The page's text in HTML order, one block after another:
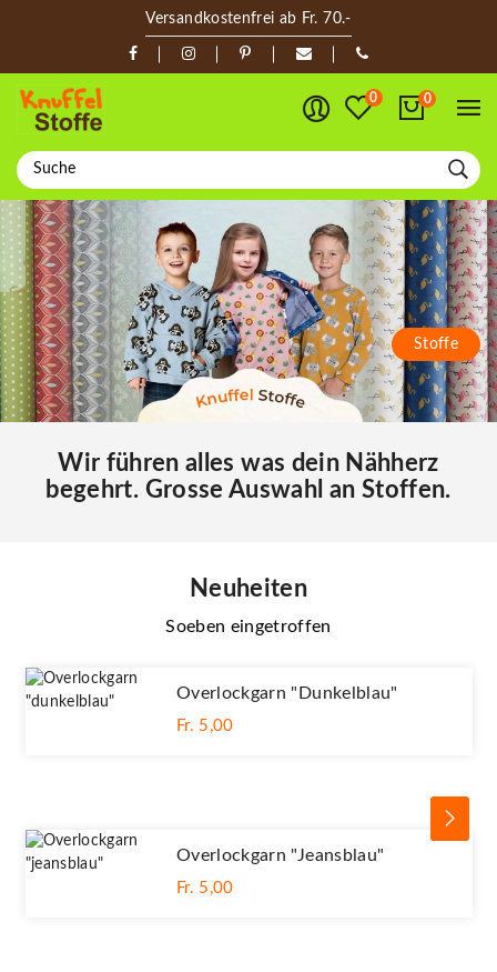
Versandkostenfrei ab Fr. 70.-
0 0
Neuheiten
Wir führen alles was dein Nähherz
begehrt. Grosse Auswahl an Stoffen.
Neuheiten
Soeben eingetroffen
Overlockgarn "dunkelblau"
Fr. 5,00
Overlockgarn "jeansblau"
Fr. 5,00